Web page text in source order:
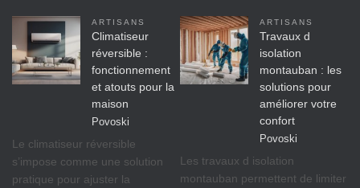
ARTISANS
Climatiseur
réversible :
fonctionnement
et atouts pour la
maison
Povoski
Le climatiseur réversible
s’impose comme une solution
pratique pour ajuster la
ARTISANS
Travaux d
isolation
montauban : les
solutions pour
améliorer votre
confort
Povoski
Les travaux d isolation
montauban permettent de limiter